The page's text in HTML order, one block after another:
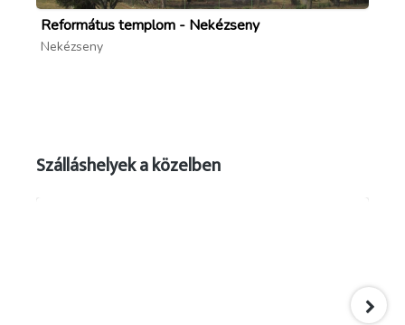
Református templom - Nekézseny
Nekézseny
Szálláshelyek a közelben